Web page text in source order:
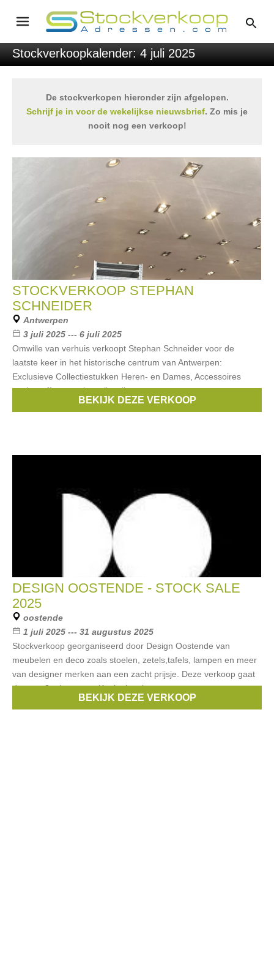
Stockverkoopkalender: 4 juli 2025
De stockverkopen hieronder zijn afgelopen.
Schrijf je in voor de wekelijkse nieuwsbrief. Zo mis je
nooit nog een verkoop!
STOCKVERKOOP STEPHAN
SCHNEIDER
Antwerpen
3 juli 2025 --- 6 juli 2025
Omwille van verhuis verkoopt Stephan Schneider voor de
laatste keer in het historische centrum van Antwerpen:
Exclusieve Collectiestukken Heren- en Dames, Accessoires
zoals stoffen, voering, vlieseline,
Stephan Schneider
BEKIJK DEZE VERKOOP
DESIGN OOSTENDE - STOCK SALE
2025
oostende
1 juli 2025 --- 31 augustus 2025
Stockverkoop georganiseerd door Design Oostende van
meubelen en deco zoals stoelen, zetels,tafels, lampen en meer
van designer merken aan een zacht prijsje. Deze verkoop gaat
door op 2 adressen: - Koninginnelaan
,Ethnicraft,B&B Italia,Edra
BEKIJK DEZE VERKOOP